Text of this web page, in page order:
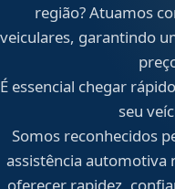
região? Atuamos
veiculares, garantindo
É essencial chegar
seu
Somos reconhecidos
assistência automotiva